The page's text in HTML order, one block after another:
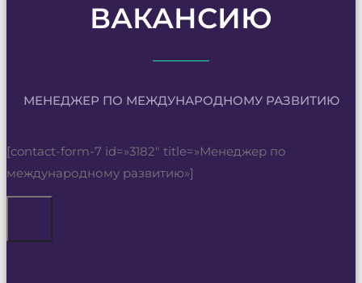
ВАКАНСИЮ
МЕНЕДЖЕР ПО МЕЖДУНАРОДНОМУ РАЗВИТИЮ
[contact-form-7 id=»3182″ title=»Менеджер по
международному развитию»]